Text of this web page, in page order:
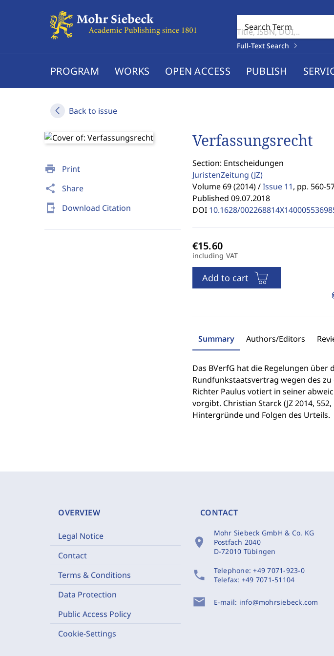
Search Term
Full-Text Search
PROGRAM WORKS OPEN ACCESS PUBLISH
Back to issue
print Print
share Share
send_to_mobile Download Citation
Verfassungsrecht
Section: Entscheidungen
JuristenZeitung (JZ)
Volume 69 (2014) / Issue 11, pp. 560-
Published 09.07.2018
DOI 10.1628/
including VAT
Add to cart
Summary Authors/Editors
Das BVerfG hat die Regelungen
Rundfunkstaatsvertrag wegen des
Richter Paulus votiert in seiner
vorgibt. Christian Starck (JZ 2014,
Hintergründe und Folgen des Urteils.
OVERVIEW
Legal Notice
Contact
Terms & Conditions
Data Protection
Public Access Policy
Cookie-Settings
CONTACT
location_on
Mohr Siebeck GmbH & Co. KG
Postfach 2040
D-72010 Tübingen
phone Telephone:+49 7071-923-0
Telefax: +49 7071-51104
mail E-mail: info@mohrsiebeck.com